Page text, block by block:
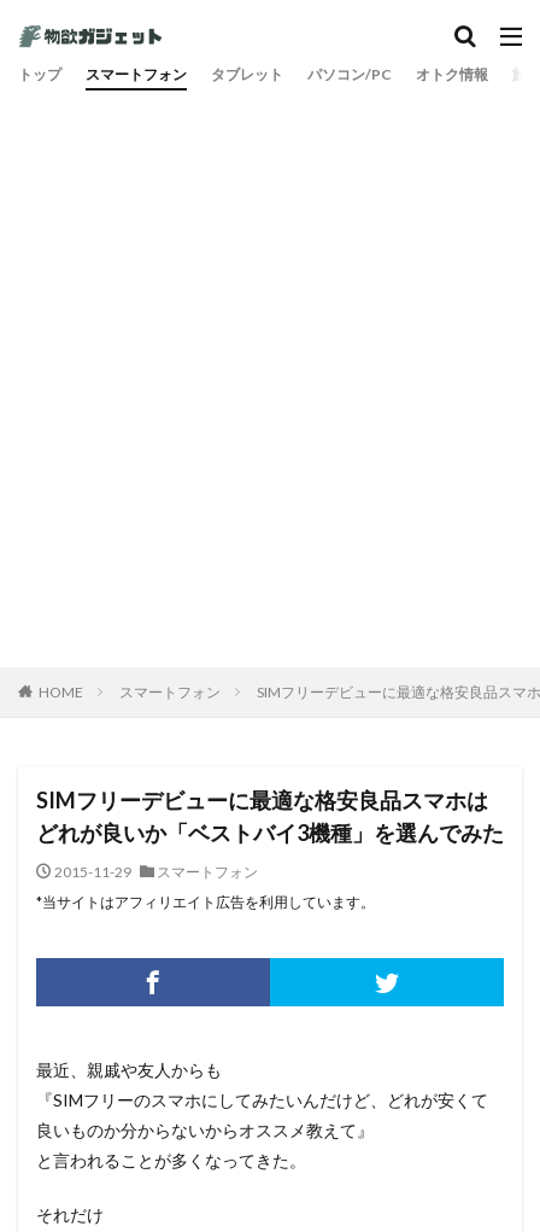
トップ スマートフォン タブレット パソコン/PC オトク情報 旅
HOME スマートフォン SIMフリーデビューに最適な格安良品スマ
SIMフリーデビューに最適な格安良品スマホは
どれが良いか「ベストバイ3機種」を選んでみた
2015-11-29
スマートフォン
*当サイトはアフィリエイト広告を利用しています。
最近、親戚や友人からも
『SIMフリーのスマホにしてみたいんだけど、どれが安くて
良いものか分からないからオススメ教えて』
と言われることが多くなってきた。
それだけ